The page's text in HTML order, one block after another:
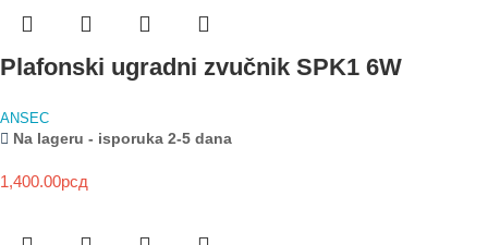
Plafonski ugradni zvučnik SPK1 6W
ANSEC
Na lageru - isporuka 2-5 dana
1,400.00рсд